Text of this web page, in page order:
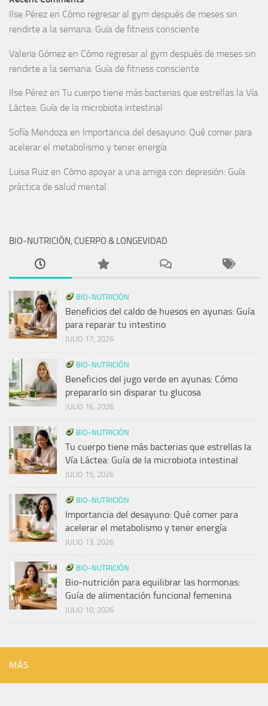
Ilse Pérez en Cómo regresar al gym después de meses sin
rendirte a la semana: Guía de fitness consciente
Valeria Gómez en Cómo regresar al gym después de meses sin
rendirte a la semana: Guía de fitness consciente
Ilse Pérez en Tu cuerpo tiene más bacterias que estrellas la Vía
Láctea: Guía de la microbiota intestinal
Sofía Mendoza en Importancia del desayuno: Qué comer para
acelerar el metabolismo y tener energía
Luisa Ruiz en Cómo apoyar a una amiga con depresión: Guía
práctica de salud mental
BIO-NUTRICIÓN, CUERPO & LONGEVIDAD
BIO-NUTRICIÓN
Beneficios del caldo de huesos en ayunas: Guía
para reparar tu intestino
JULIO 17, 2026
BIO-NUTRICIÓN
Beneficios del jugo verde en ayunas: Cómo
prepararlo sin disparar tu glucosa
JULIO 16, 2026
BIO-NUTRICIÓN
Tu cuerpo tiene más bacterias que estrellas la
Vía Láctea: Guía de la microbiota intestinal
JULIO 15, 2026
BIO-NUTRICIÓN
Importancia del desayuno: Qué comer para
acelerar el metabolismo y tener energía
JULIO 13, 2026
BIO-NUTRICIÓN
Bio-nutrición para equilibrar las hormonas:
Guía de alimentación funcional femenina
JULIO 10, 2026
MÁS